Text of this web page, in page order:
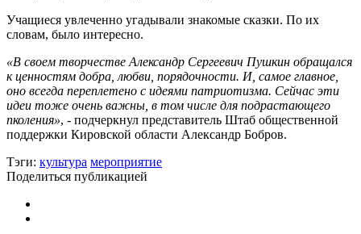
Учащиеся увлеченно угадывали знакомые сказки. По их
словам, было интересно.
«В своем творчестве Александр Сергеевич Пушкин обращался
к ценностям добра, любви, порядочности. И, самое главное,
оно всегда переплетено с идеями патриотизма. Сейчас эти
идеи тоже очень важны, в том числе для подрастающего
пколения», - подчеркнул представитель Штаб общественной
поддержки Кировской области Александр Бобров.
Тэги: культура мероприятие
Поделиться публикацией